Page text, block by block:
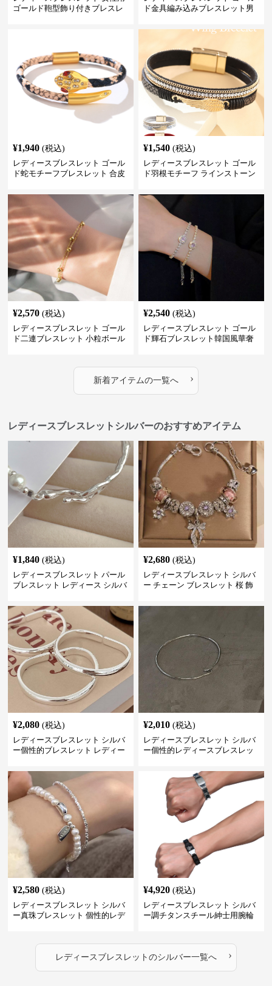
ゴールド鞄型飾り付きブレスレ
ド金具編み込みブレスレット男
¥1,940 (税込)
レディースブレスレット ゴール
ド蛇モチーフブレスレット 合皮
¥1,540 (税込)
レディースブレスレット ゴール
ド羽根モチーフ ラインストーン
¥2,570 (税込)
レディースブレスレット ゴール
ド二連ブレスレット 小粒ボール
¥2,540 (税込)
レディースブレスレット ゴール
ド輝石ブレスレット韓国風華奢
新着アイテムの一覧へ ›
レディースブレスレットシルバーのおすすめアイテム
¥1,840 (税込)
レディースブレスレット パール
ブレスレット レディース シルバ
¥2,680 (税込)
レディースブレスレット シルバ
ー チェーン ブレスレット 桜 飾
¥2,080 (税込)
レディースブレスレット シルバ
ー個性的ブレスレット レディー
¥2,010 (税込)
レディースブレスレット シルバ
ー個性的レディースブレスレッ
¥2,580 (税込)
レディースブレスレット シルバ
ー真珠ブレスレット 個性的レデ
¥4,920 (税込)
レディースブレスレット シルバ
ー調チタンスチール紳士用腕輪
レディースブレスレット のシルバー一覧へ ›